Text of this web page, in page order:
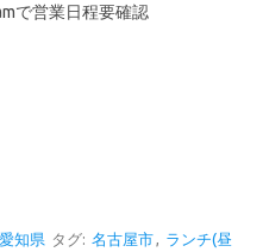
で営業日程要確認
愛知県 タグ: 名古屋市
ランチ(昼